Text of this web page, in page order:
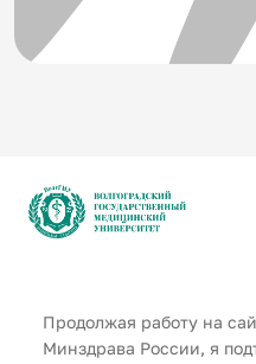
Продолжая работу на
Минздрава России, я
Адрес